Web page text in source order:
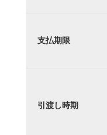
支払期限
引渡し時期